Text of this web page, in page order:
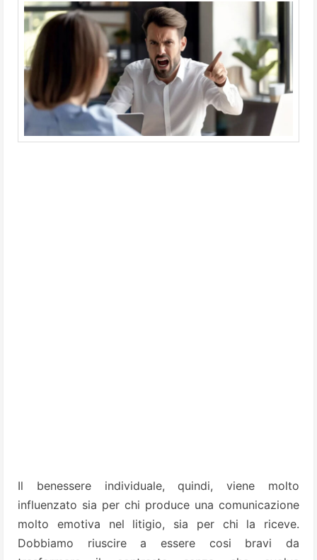
Il benessere individuale, quindi, viene molto
influenzato sia per chi produce una comunicazione
molto emotiva nel litigio, sia per chi la riceve.
Dobbiamo riuscire a essere cosi bravi da